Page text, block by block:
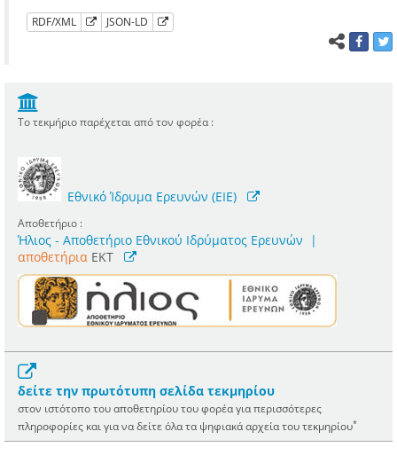
RDF/XML JSON-LD
Το τεκμήριο παρέχεται από τον φορέα :
Εθνικό Ίδρυμα Ερευνών (ΕΙΕ)
Αποθετήριο :
Ήλιος - Αποθετήριο Εθνικού Ιδρύματος Ερευνών
|
αποθετήρια EKT
δείτε την πρωτότυπη σελίδα τεκμηρίου
στον ιστότοπο του αποθετηρίου του φορέα για περισσότερες
πληροφορίες και για να δείτε όλα τα ψηφιακά αρχεία του τεκμηρίου*